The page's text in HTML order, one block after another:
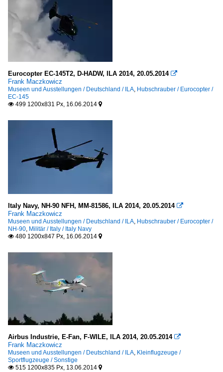
Eurocopter EC-145T2, D-HADW, ILA 2014, 20.05.2014 
Frank Maczkowicz
Museen und Ausstellungen / Deutschland / ILA, Hubschrauber / Eurocopter /
EC-145
 499 1200x831 Px, 16.06.2014 
Italy Navy, NH-90 NFH, MM-81586, ILA 2014, 20.05.2014 
Frank Maczkowicz
Museen und Ausstellungen / Deutschland / ILA, Hubschrauber / Eurocopter /
NH-90, Militär / Italy / Italy Navy
 480 1200x847 Px, 16.06.2014 
Airbus Industrie, E-Fan, F-WILE, ILA 2014, 20.05.2014 
Frank Maczkowicz
Museen und Ausstellungen / Deutschland / ILA, Kleinflugzeuge /
Sportflugzeuge / Sonstige
 515 1200x835 Px, 13.06.2014 